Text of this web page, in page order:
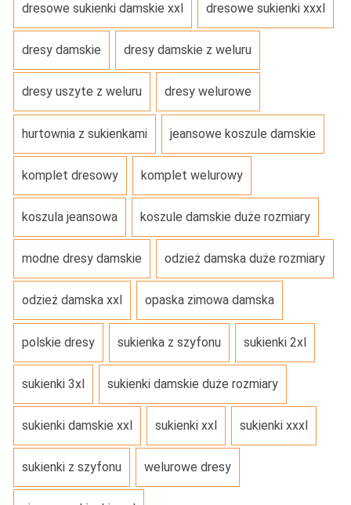
dresowe sukienki damskie xxl dresowe sukienki xxxl
dresy damskie dresy damskie z weluru
dresy uszyte z weluru dresy welurowe
hurtownia z sukienkami jeansowe koszule damskie
komplet dresowy komplet welurowy
koszula jeansowa koszule damskie duże rozmiary
modne dresy damskie odzież damska duże rozmiary
odzież damska xxl opaska zimowa damska
polskie dresy sukienka z szyfonu sukienki 2xl
sukienki 3xl sukienki damskie duże rozmiary
sukienki damskie xxl sukienki xxl sukienki xxxl
sukienki z szyfonu welurowe dresy